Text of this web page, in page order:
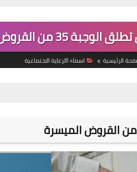
35 من القروض الميسرة
الرئيسية اسماء االرعاية الاجتماعية